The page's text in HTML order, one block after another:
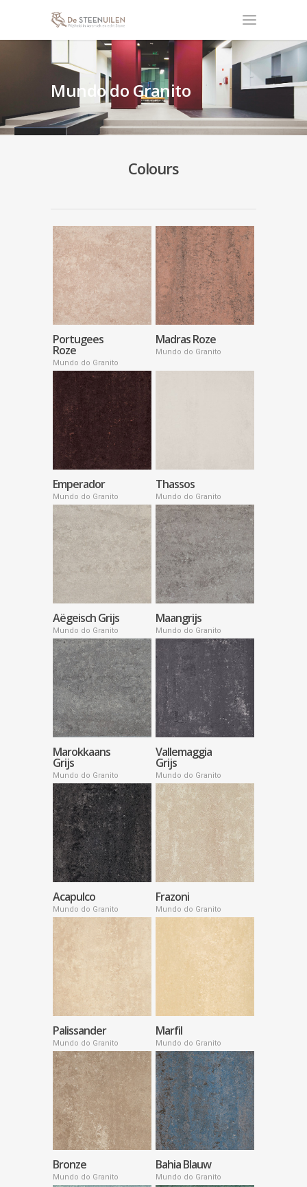
Mundo do Granito
Colours
Portugees
Roze
Mundo do Granito
Madras Roze
Mundo do Granito
Emperador
Mundo do Granito
Thassos
Mundo do Granito
Aëgeisch Grijs
Mundo do Granito
Maangrijs
Mundo do Granito
Marokkaans
Grijs
Mundo do Granito
Vallemaggia
Grijs
Mundo do Granito
Acapulco
Mundo do Granito
Frazoni
Mundo do Granito
Palissander
Mundo do Granito
Marfil
Mundo do Granito
Bronze
Mundo do Granito
Bahia Blauw
Mundo do Granito